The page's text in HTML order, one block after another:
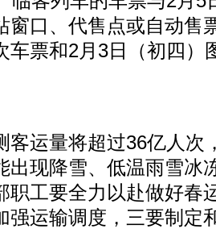
窗口、代售点或自动售
车票和2月3日（初四）
运量将超过36亿人次
出现降雪、低温雨雪冰
职工要全力以赴做好春
强运输调度，三要制定